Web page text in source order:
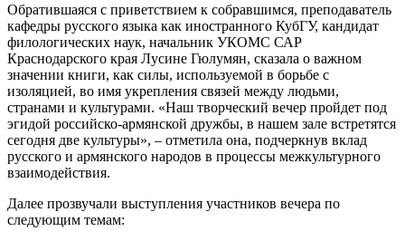
Обратившаяся с приветствием к собравшимся, преподаватель
кафедры русского языка как иностранного КубГУ, кандидат
филологических наук, начальник УКОМС САР
Краснодарского края Лусине Гюлумян, сказала о важном
значении книги, как силы, используемой в борьбе с
изоляцией, во имя укрепления связей между людьми,
странами и культурами. «Наш творческий вечер пройдет под
эгидой российско-армянской дружбы, в нашем зале встретятся
сегодня две культуры», – отметила она, подчеркнув вклад
русского и армянского народов в процессы межкультурного
взаимодействия.
Далее прозвучали выступления участников вечера по
следующим темам: